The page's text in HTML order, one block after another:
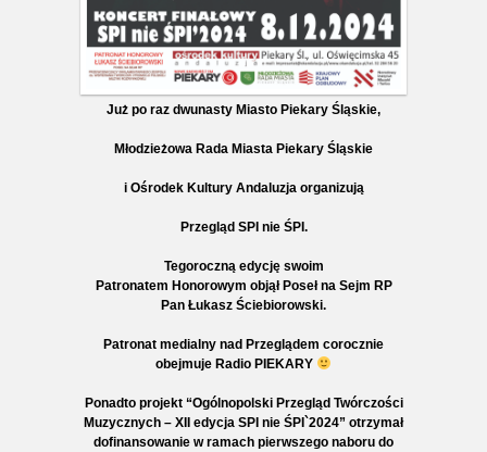
Już po raz dwunasty Miasto Piekary Śląskie,
Młodzieżowa Rada Miasta Piekary Śląskie
i Ośrodek Kultury Andaluzja organizują
Przegląd SPI nie ŚPI.
Tegoroczną edycję swoim
Patronatem Honorowym objął Poseł na Sejm RP
Pan Łukasz Ściebiorowski.
Patronat medialny nad Przeglądem corocznie
obejmuje Radio PIEKARY
Ponadto projekt “Ogólnopolski Przegląd Twórczości
Muzycznych – XII edycja SPI nie ŚPI`2024” otrzymał
dofinansowanie w ramach pierwszego naboru do